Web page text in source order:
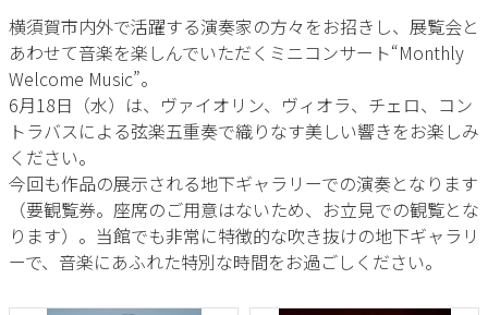
横須賀市内外で活躍する演奏家の方々をお招きし、展覧会と
あわせて音楽を楽しんでいただくミニコンサート“Monthly
Welcome Music”。
6月18日（水）は、ヴァイオリン、ヴィオラ、チェロ、コン
トラバスによる弦楽五重奏で織りなす美しい響きをお楽しみ
ください。
今回も作品の展示される地下ギャラリーでの演奏となります
（要観覧券。座席のご用意はないため、お立見での観覧とな
ります）。当館でも非常に特徴的な吹き抜けの地下ギャラリ
ーで、音楽にあふれた特別な時間をお過ごしください。